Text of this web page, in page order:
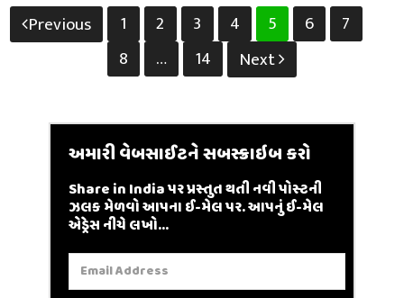
Posts
pagination
Previous 1 2 3 4 5 6
7
8
… 14 Next
અમારી વેબસાઈટને સબસ્ક્રાઇબ કરો
Share in India પર પ્રસ્તુત થતી નવી પોસ્ટની
ઝલક મેળવો આપના ઈ-મેલ પર. આપનું ઈ-મેલ
એડ્રેસ નીચે લખો...
Email
Address